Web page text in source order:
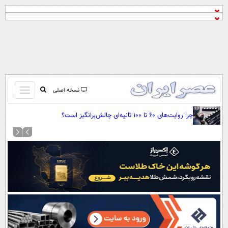
نسخه اصلی
باز
و
کردن
منو
صفحه اول
آرشیو
نظرسنجی
آب و هوا
اوقات شرعی
سواد زندگی
چرا روایت‌های ۶۰ تا ۱۰۰ ثانیه‌ای چالش‌برانگیز است؟